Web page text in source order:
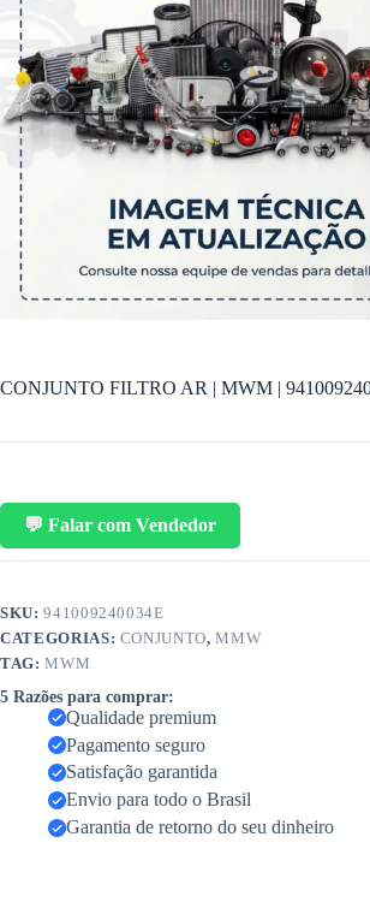
CONJUNTO FILTRO AR | MWM |
💬 Falar com Vendedor
SKU:941009240034E
CATEGORIAS: CONJUNTO,MMW
TAG:MWM
5 Razões para comprar:
Qualidade premium
Pagamento seguro
Satisfação garantida
Envio para todo o Brasil
Garantia de retorno do seu dinheiro